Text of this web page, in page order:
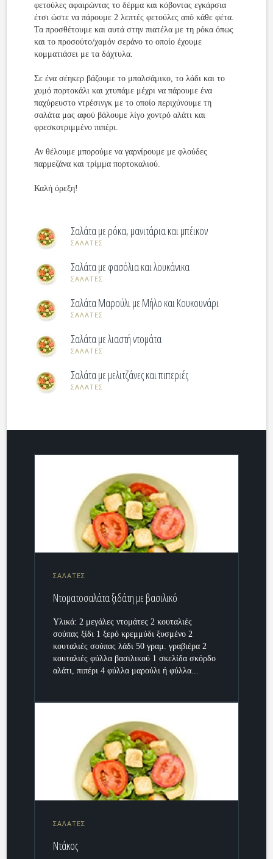
φετούλες αφαιρώντας το δέρμα και κόβοντας εγκάρσια
έτσι ώστε να πάρουμε 2 λεπτές φετούλες από κάθε φέτα.
Τα προσθέτουμε και αυτά στην πιατέλα με τη ρόκα όπως
και το προσούτο/χαμόν σεράνο το οποίο έχουμε
κομματιάσει με τα δάχτυλα.
Σε ένα σέηκερ βάζουμε το μπαλσάμικο, το λάδι και το
χυμό πορτοκάλι και χτυπάμε μέχρι να πάρουμε ένα
παχύρευστο ντρέσινγκ με το οποίο περιχύνουμε τη
σαλάτα μας αφού βάλουμε λίγο χοντρό αλάτι και
φρεσκοτριμμένο πιπέρι.
Αν θέλουμε μπορούμε να γαρνίρουμε με φλούδες
παρμεζάνα και τρίμμα πορτοκαλιού.
Καλή όρεξη!
Σαλάτα με ρόκα, μανιτάρια και μπέικον
ΣΑΛΑΤΕΣ
Σαλάτα με φασόλια και λουκάνικα
ΣΑΛΑΤΕΣ
Σαλάτα Mαρούλι με Mήλο και Kουκουνάρι
ΣΑΛΑΤΕΣ
Σαλάτα με λιαστή ντομάτα
ΣΑΛΑΤΕΣ
Σαλάτα με μελιτζάνες και πιπεριές
ΣΑΛΑΤΕΣ
ΣΑΛΑΤΕΣ
Ντοματοσαλάτα ξιδάτη με βασιλικό
Υλικά: 2 μεγάλες ντομάτες 2 κουταλιές
σούπας ξίδι 1 ξερό κρεμμύδι ξυσμένο 2
κουταλιές σούπας λάδι 50 γραμ. γραβιέρα 2
κουταλιές φύλλα βασιλικού 1 σκελίδα σκόρδο
αλάτι, πιπέρι 4 φύλλα μαρούλι ή φύλλα...
ΣΑΛΑΤΕΣ
Ντάκος